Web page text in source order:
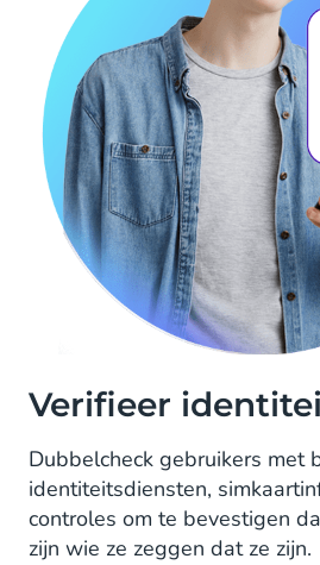
Verifieer
Dubbelcheck gebruikers met
identiteitsdiensten,
controles om te bevestigen
zijn wie ze zeggen dat ze zijn.